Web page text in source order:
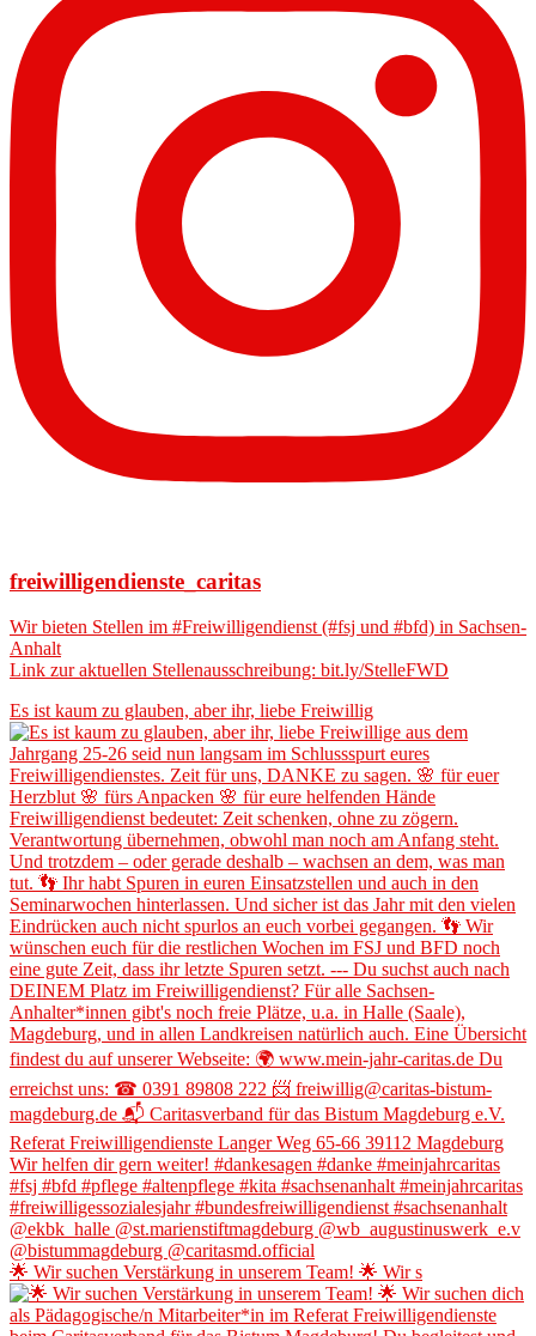
freiwilligendienste_caritas
Wir bieten Stellen im #Freiwilligendienst (#fsj und #bfd) in Sachsen-
Anhalt
Link zur aktuellen Stellenausschreibung: bit.ly/StelleFWD
Es ist kaum zu glauben, aber ihr, liebe Freiwillig
🌟 Wir suchen Verstärkung in unserem Team! 🌟 Wir s